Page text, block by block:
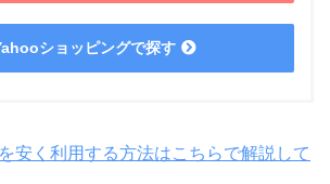
ショッピングで探す
安く利用する方法はこちらで解説して